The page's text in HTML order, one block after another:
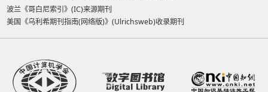
波兰《哥白尼索引》(IC)来源期刊
美国《乌利希期刊指南(网络版)》(Ulrichsweb)收录期刊